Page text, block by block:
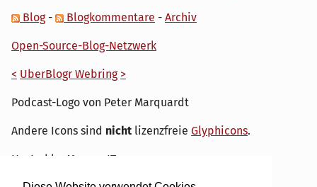
Blog- Blogkommentare - Archiv
Open-Source-Blog-Netzwerk
< UberBlogr Webring >
Podcast-Logo von Peter Marquardt
Andere Icons sind nicht lizenzfreie Glyphicons.
Hosted by My own IT.